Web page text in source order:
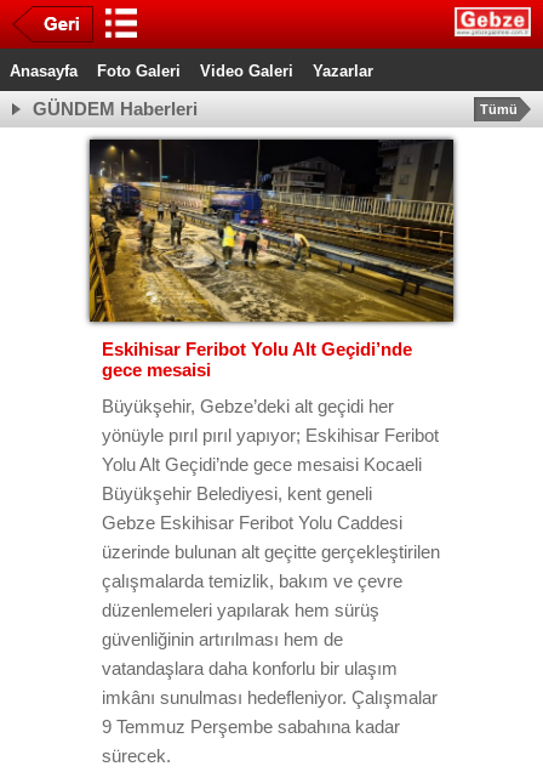
Anasayfa Foto Galeri Video Galeri Yazarlar
GÜNDEM Haberleri Tümü
Eskihisar Feribot Yolu Alt Geçidi’nde
gece mesaisi
Büyükşehir, Gebze’deki alt geçidi her
yönüyle pırıl pırıl yapıyor; Eskihisar Feribot
Yolu Alt Geçidi’nde gece mesaisi Kocaeli
Büyükşehir Belediyesi, kent geneli
Gebze Eskihisar Feribot Yolu Caddesi
üzerinde bulunan alt geçitte gerçekleştirilen
çalışmalarda temizlik, bakım ve çevre
düzenlemeleri yapılarak hem sürüş
güvenliğinin artırılması hem de
vatandaşlara daha konforlu bir ulaşım
imkânı sunulması hedefleniyor. Çalışmalar
9 Temmuz Perşembe sabahına kadar
sürecek.